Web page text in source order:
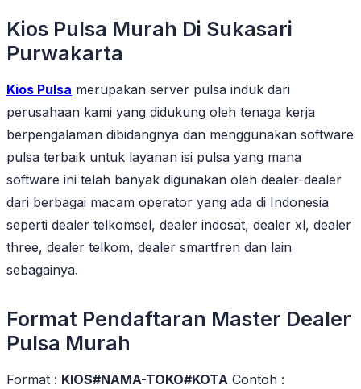
Kios Pulsa Murah Di Sukasari
Purwakarta
Kios Pulsa merupakan server pulsa induk dari
perusahaan kami yang didukung oleh tenaga kerja
berpengalaman dibidangnya dan menggunakan software
pulsa terbaik untuk layanan isi pulsa yang mana
software ini telah banyak digunakan oleh dealer-dealer
dari berbagai macam operator yang ada di Indonesia
seperti dealer telkomsel, dealer indosat, dealer xl, dealer
three, dealer telkom, dealer smartfren dan lain
sebagainya.
Format Pendaftaran Master Dealer
Pulsa Murah
Format : KIOS#NAMA-TOKO#KOTA Contoh :